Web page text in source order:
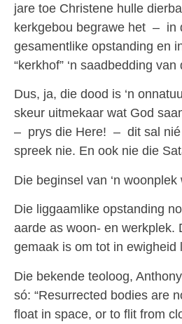
jare toe Christene hulle
kerkgebou begrawe het – in
gesamentlike opstanding en
“kerkhof” ‘n saadbedding
Dus, ja, die dood is ‘n
skeur uitmekaar wat God
– prys die Here! – dit sal nié
spreek nie. En ook nie die
Die beginsel van ‘n woonplek
Die liggaamlike opstanding
aarde as woon- en werkplek.
gemaak is om tot in ewigheid
Die bekende teoloog,
só: “Resurrected bodies are
float in space, or to flit from